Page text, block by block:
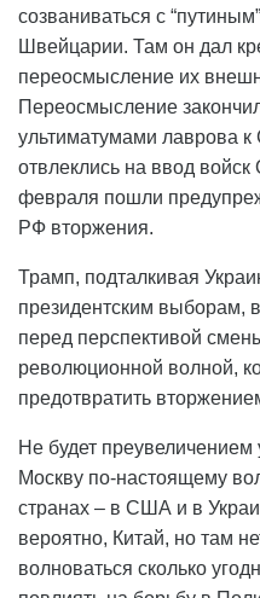
созваниваться с
Швейцарии. Там он дал
переосмысление их
Переосмысление
ультиматумами лаврова
отвлеклись на ввод
февраля пошли
РФ вторжения.
Трамп, подталкивая
президентским выборам,
перед перспективой
революционной волной,
предотвратить
Не будет преувеличением
Москву по-настоящему
странах – в США и в
вероятно, Китай, но там
волноваться сколько